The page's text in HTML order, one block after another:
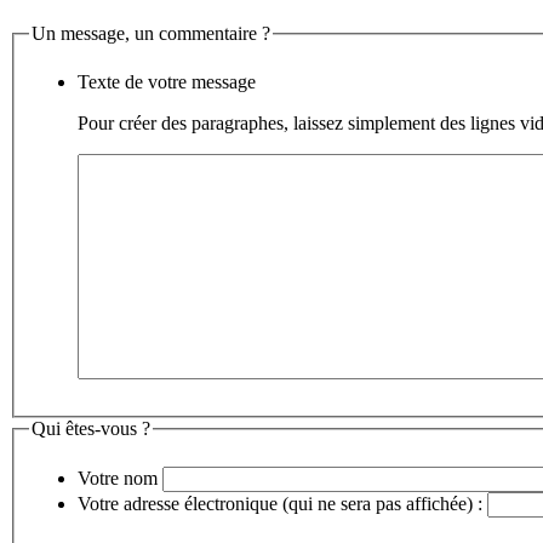
Un message, un commentaire ?
Texte de votre message
Pour créer des paragraphes, laissez simplement des lignes
Qui êtes-vous ?
Votre nom
Votre adresse électronique (qui ne sera pas affichée) :